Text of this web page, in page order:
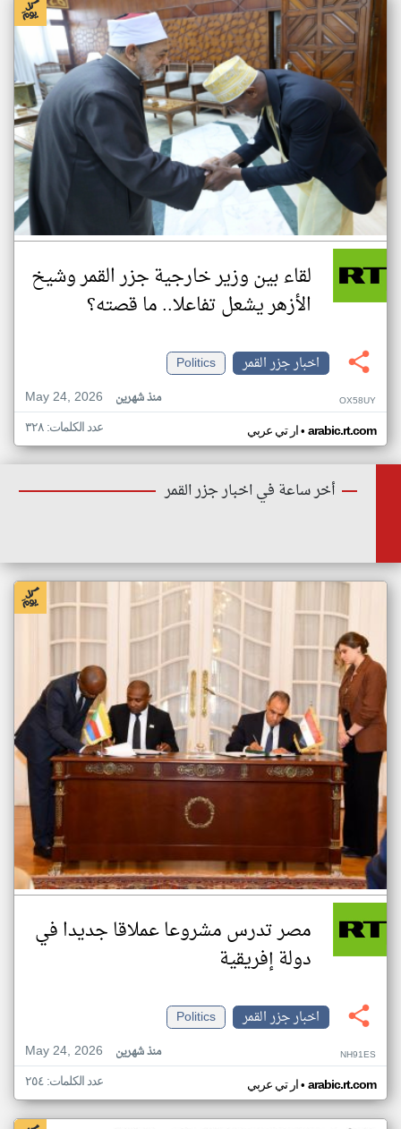
لقاء بين وزير خارجية جزر القمر وشيخ
الأزهر يشعل تفاعلا.. ما قصته؟
اخبار جزر القمر
Politics
May 24, 2026
منذ شهرين OX58UY
ار تي عربي• arabic.rt.com عدد الكلمات: ٣٢٨
أخر ساعة في اخبار جزر القمر
مصر تدرس مشروعا عملاقا جديدا في
دولة إفريقية
اخبار جزر القمر
Politics
May 24, 2026
منذ شهرين NH91ES
ار تي عربي• arabic.rt.com عدد الكلمات: ٢٥٤